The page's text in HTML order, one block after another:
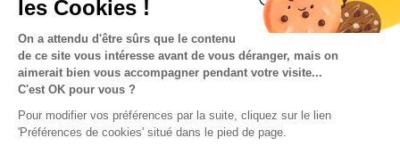
les Cookies !
On a attendu d'être sûrs que le contenu
de ce site vous intéresse avant de vous déranger, mais on
aimerait bien vous accompagner pendant votre visite...
C'est OK pour vous ?
Pour modifier vos préférences par la suite, cliquez sur le lien
'Préférences de cookies' situé dans le pied de page.
La Team So-Buzz Jobs RSE
Mentions légales
CGU & Cookies